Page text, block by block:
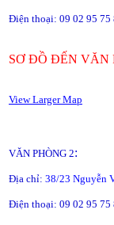
Điện thoại: 09 02 95 75
SƠ ĐỒ ĐẾN VĂN
View Larger Map
VĂN PHÒNG 2:
Địa chỉ: 38/23 Nguyễn
Điện thoại: 09 02 95 75